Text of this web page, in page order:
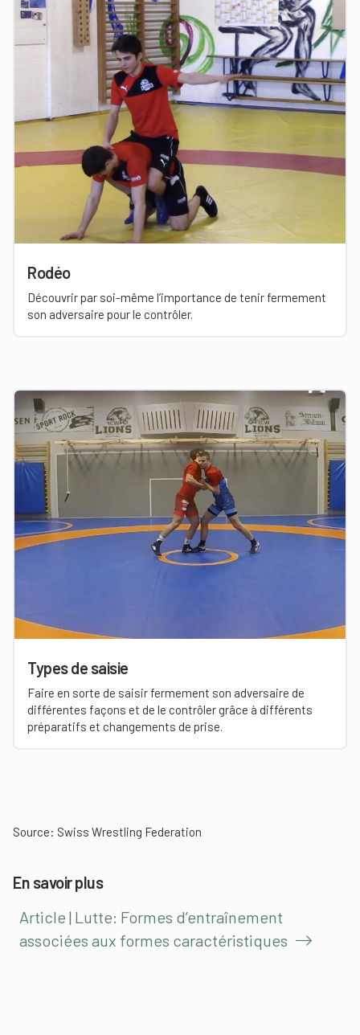
Rodéo
Découvrir par soi-même l’importance de tenir fermement
son adversaire pour le contrôler.
Types de saisie
Faire en sorte de saisir fermement son adversaire de
différentes façons et de le contrôler grâce à différents
préparatifs et changements de prise.
Source: Swiss Wrestling Federation
En savoir plus
Article | Lutte: Formes d’entraînement
associées aux formes caractéristiques